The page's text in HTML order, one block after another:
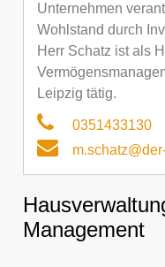
Unternehmen
Wohlstand durch
Herr Schatz ist als
Leipzig tätig.
0351433130
Management